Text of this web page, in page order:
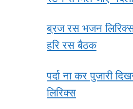
ब्रज रस भजन
हरि रस बैठक
पर्दा ना कर पुजारी
लिरिक्स